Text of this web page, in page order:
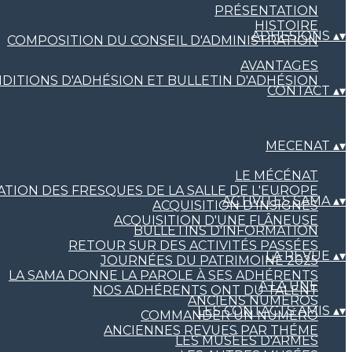
PRÉSENTATION
HISTOIRE
COMPOSITION DU CONSEIL D'ADMINISTRATION
ADHESIONS ▴▾
AVANTAGES
D'ADHÉSION ET BULLETIN D'ADHÉSION
CONTACT ▴▾
MECENAT ▴▾
LE MÉCÉNAT
DES FRESQUES DE LA SALLE DE L'EUROPE
ACQUISITION D'INSIGNES
ACQUISITION D'UNE FLÂNEUSE
ACTIVITÉS SAMA▴▾
BULLETINS D'INFORMATION
RETOUR SUR DES ACTIVITÉS PASSÉES
JOURNÉES DU PATRIMOINE 2025
LA SAMA DONNE LA PAROLE À SES ADHÉRENTS
NOS ADHÉRENTS ONT DU TALENT
LA REVUE ▴▾
A LA UNE
ANCIENS NUMÉROS
COMMANDER UN NUMÉRO
ANCIENNES REVUES PAR THÉME
LES CONTACTS AMIS ▴▾
LES MUSÉES D'ARMES